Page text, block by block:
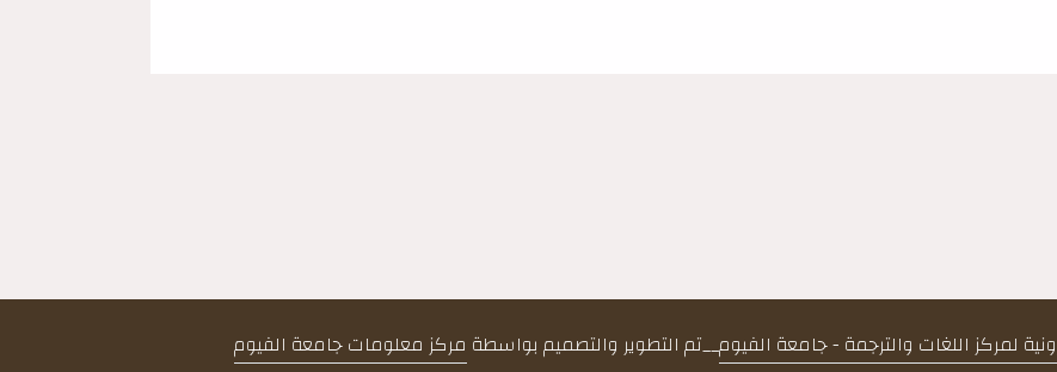
لمركز اللغات والترجمة - جامعة الفيوم__تم التطوير والتصميم بواسطة مركز معلومات جامعة الفيوم